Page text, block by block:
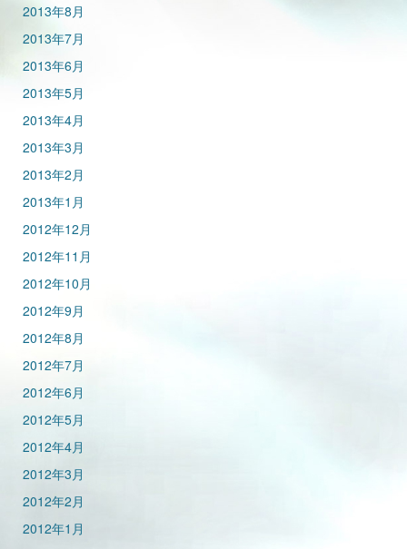
2013年8月
2013年7月
2013年6月
2013年5月
2013年4月
2013年3月
2013年2月
2013年1月
2012年12月
2012年11月
2012年10月
2012年9月
2012年8月
2012年7月
2012年6月
2012年5月
2012年4月
2012年3月
2012年2月
2012年1月